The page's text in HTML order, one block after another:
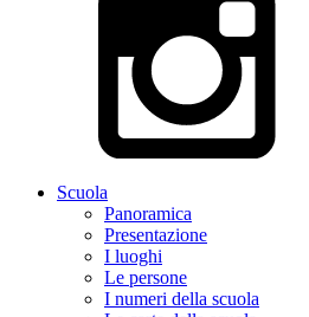
Scuola
Panoramica
Presentazione
I luoghi
Le persone
I numeri della scuola